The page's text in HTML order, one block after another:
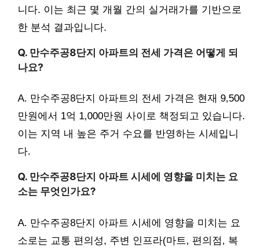
니다. 이는 최근 몇 개월 간의 실거래가를 기반으로
한 분석 결과입니다.
Q. 만수주공8단지 아파트의 전세 가격은 어떻게 되
나요?
A. 만수주공8단지 아파트의 전세 가격은 현재 9,500
만원에서 1억 1,000만원 사이로 책정되고 있습니다.
이는 지역 내 높은 주거 수요를 반영하는 시세입니
다.
Q. 만수주공8단지 아파트 시세에 영향을 미치는 요
소는 무엇인가요?
A. 만수주공8단지 아파트 시세에 영향을 미치는 요
소로는 교통 편의성, 주변 인프라(마트, 편의점, 복